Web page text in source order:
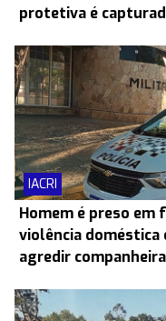
protetiva é
IACRI
Homem é preso
violência doméstica
agredir